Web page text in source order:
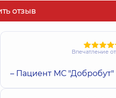
отзыв
Впечатление
– Пациент МС "Добробут"